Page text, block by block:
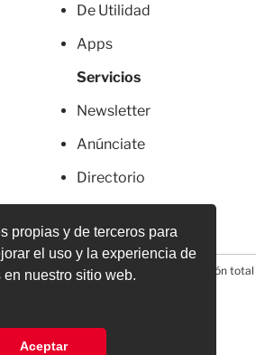
propias y de terceros para
el uso y la experiencia de
nuestro sitio web.
Aceptar
De Utilidad
Apps
Servicios
Newsletter
Anúnciate
Directorio
reservados. Prohibida la reproducción total
cualquier medio electrónico*